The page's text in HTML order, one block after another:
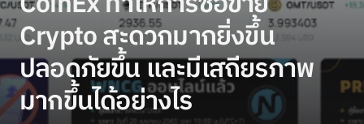
Crypto สะดวกมากยิ่งขึ้น
ปลอดภัยขึ้น และมีเสถียรภาพ
มากขึ้นได้อย่างไร